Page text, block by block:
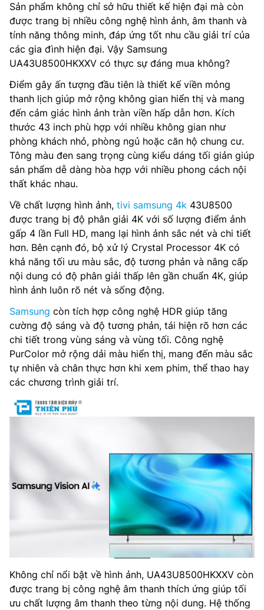
Sản phẩm không chỉ sở hữu thiết kế hiện đại mà còn
được trang bị nhiều công nghệ hình ảnh, âm thanh và
tính năng thông minh, đáp ứng tốt nhu cầu giải trí của
các gia đình hiện đại. Vậy Samsung
UA43U8500HKXXV có thực sự đáng mua không?
Điểm gây ấn tượng đầu tiên là thiết kế viền mỏng
thanh lịch giúp mở rộng không gian hiển thị và mang
đến cảm giác hình ảnh tràn viền hấp dẫn hơn. Kích
thước 43 inch phù hợp với nhiều không gian như
phòng khách nhỏ, phòng ngủ hoặc căn hộ chung cư.
Tông màu đen sang trọng cùng kiểu dáng tối giản giúp
sản phẩm dễ dàng hòa hợp với nhiều phong cách nội
thất khác nhau.
Về chất lượng hình ảnh, tivi samsung 4k 43U8500
được trang bị độ phân giải 4K với số lượng điểm ảnh
gấp 4 lần Full HD, mang lại hình ảnh sắc nét và chi tiết
hơn. Bên cạnh đó, bộ xử lý Crystal Processor 4K có
khả năng tối ưu màu sắc, độ tương phản và nâng cấp
nội dung có độ phân giải thấp lên gần chuẩn 4K, giúp
hình ảnh luôn rõ nét và sống động.
Samsung còn tích hợp công nghệ HDR giúp tăng
cường độ sáng và độ tương phản, tái hiện rõ hơn các
chi tiết trong vùng sáng và vùng tối. Công nghệ
PurColor mở rộng dải màu hiển thị, mang đến màu sắc
tự nhiên và chân thực hơn khi xem phim, thể thao hay
các chương trình giải trí.
Không chỉ nổi bật về hình ảnh, UA43U8500HKXXV còn
được trang bị công nghệ âm thanh thích ứng giúp tối
ưu chất lượng âm thanh theo từng nội dung. Hệ thống